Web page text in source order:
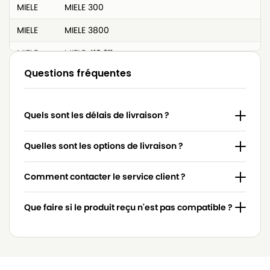
MIELE
MIELE 300
MIELE
MIELE 3800
MIELE
MIELE 418.311
MIELE
MIELE 4306916
MIELE
MIELE 4854915
MIELE
MIELE 617063
MIELE
MIELE 7736191
MIELE
MIELE 837.086
MIELE
MIELE 9442600
Questions fréquentes
Quels sont les délais de livraison ?
Quelles sont les options de livraison ?
Comment contacter le service client ?
Que faire si le produit reçu n'est pas compatible ?